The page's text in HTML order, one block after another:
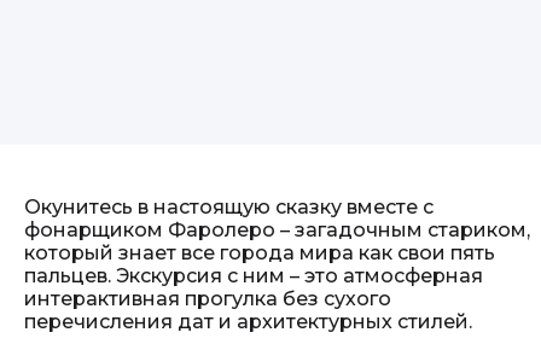
Окунитесь в настоящую сказку вместе с
фонарщиком Фаролеро – загадочным стариком,
который знает все города мира как свои пять
пальцев. Экскурсия с ним – это атмосферная
интерактивная прогулка без сухого
перечисления дат и архитектурных стилей.